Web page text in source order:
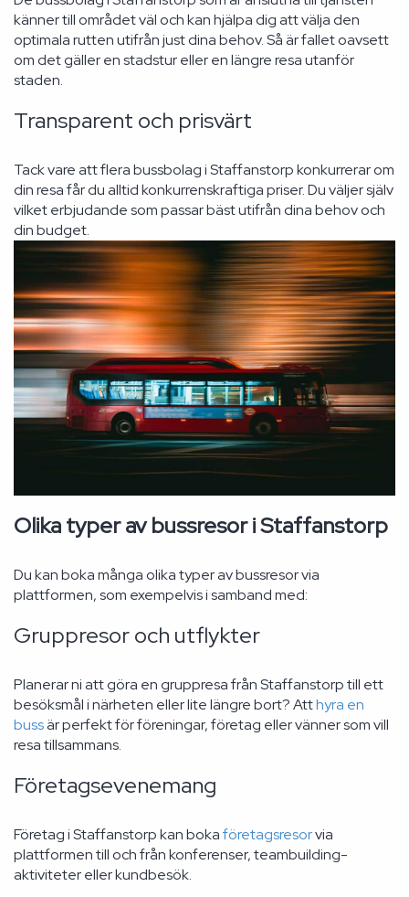
känner till området väl och kan hjälpa dig att välja den
optimala rutten utifrån just dina behov. Så är fallet oavsett
om det gäller en stadstur eller en längre resa utanför
staden.
Transparent och prisvärt
Tack vare att flera bussbolag i Staffanstorp konkurrerar om
din resa får du alltid konkurrenskraftiga priser. Du väljer själv
vilket erbjudande som passar bäst utifrån dina behov och
din budget.
Olika typer av bussresor i Staffanstorp
Du kan boka många olika typer av bussresor via
plattformen, som exempelvis i samband med:
Gruppresor och utflykter
Planerar ni att göra en gruppresa från Staffanstorp till ett
besöksmål i närheten eller lite längre bort? Atthyra en
bussär perfekt för föreningar, företag eller vänner som vill
resa tillsammans.
Företagsevenemang
Företag i Staffanstorp kan bokaföretagsresorvia
plattformen till och från konferenser, teambuilding-
aktiviteter eller kundbesök.